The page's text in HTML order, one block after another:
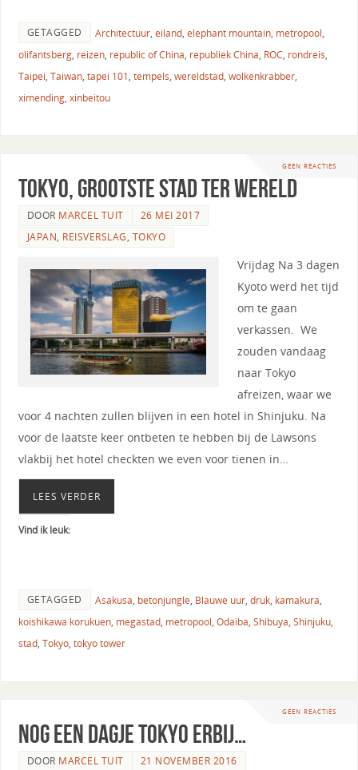
GETAGGED Architectuur, eiland, elephant mountain, metropool,
olifantsberg, reizen, republic of China, republiek China, ROC, rondreis,
Taipei, Taiwan, tapei 101, tempels, wereldstad, wolkenkrabber,
ximending, xinbeitou
GEEN REACTIES
Tokyo, grootste stad ter wereld
DOOR MARCEL TUIT
26 MEI 2017
JAPAN, REISVERSLAG, TOKYO
Vrijdag Na 3 dagen
Kyoto werd het tijd
om te gaan
verkassen. We
zouden vandaag
naar Tokyo
afreizen, waar we
voor 4 nachten zullen blijven in een hotel in Shinjuku. Na
voor de laatste keer ontbeten te hebben bij de Lawsons
vlakbij het hotel checkten we even voor tienen in…
LEES VERDER
Vind ik leuk:
GETAGGED Asakusa, betonjungle, Blauwe uur, druk, kamakura,
koishikawa korukuen, megastad, metropool, Odaiba, Shibuya, Shinjuku,
stad, Tokyo, tokyo tower
GEEN REACTIES
Nog een dagje Tokyo erbij…
DOOR MARCEL TUIT
21 NOVEMBER 2016